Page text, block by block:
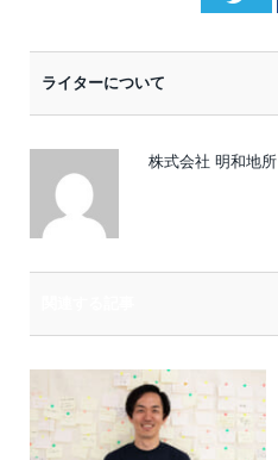
ライターについて
株式会社 明和地所